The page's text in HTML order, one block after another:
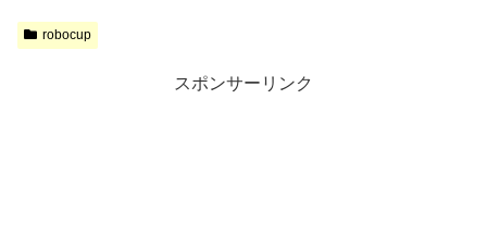
robocup
スポンサーリンク